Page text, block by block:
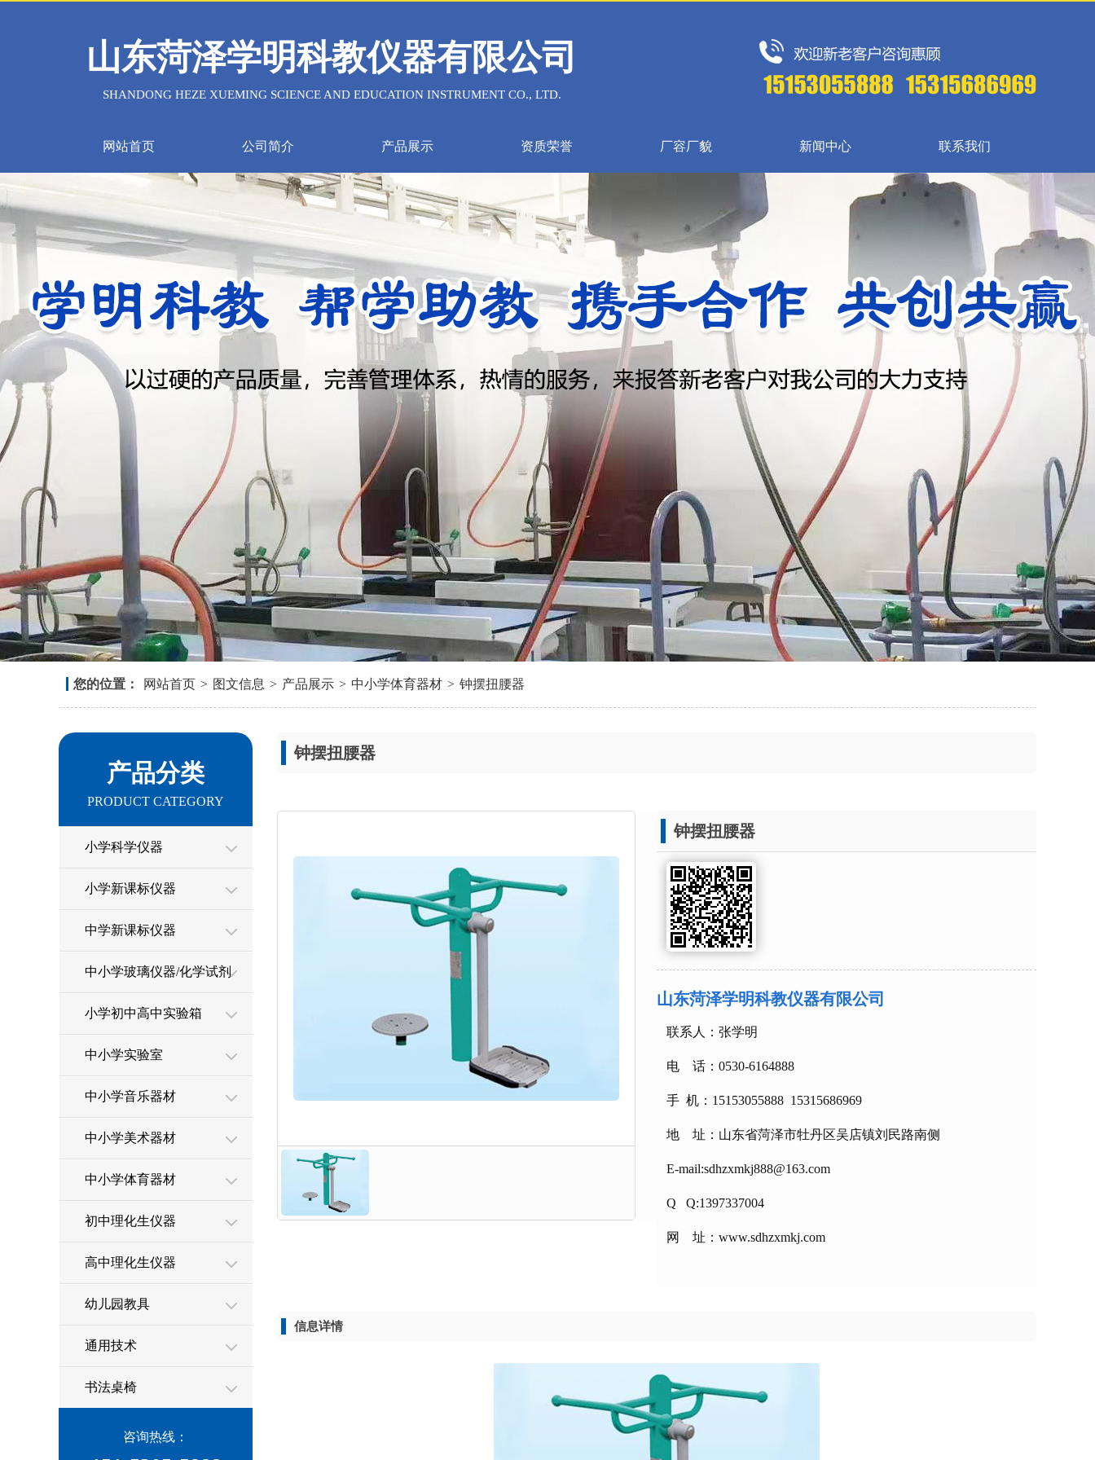
山东菏泽学明科教仪器有限公司
SHANDONG HEZE XUEMING SCIENCE AND EDUCATION INSTRUMENT CO., LTD.
网站首页 公司简介 产品展示 资质荣誉 厂容厂貌 新闻中心 联系我们
您的位置： 网站首页 > 图文信息 > 产品展示 > 中小学体育器材 > 钟摆扭腰器
产品分类
PRODUCT CATEGORY
小学科学仪器
小学新课标仪器
中学新课标仪器
中小学玻璃仪器/化学试剂
小学初中高中实验箱
中小学实验室
中小学音乐器材
中小学美术器材
中小学体育器材
初中理化生仪器
高中理化生仪器
幼儿园教具
通用技术
书法桌椅
咨询热线：
钟摆扭腰器
钟摆扭腰器
山东菏泽学明科教仪器有限公司
联系人：张学明
电 话：0530-6164888
手 机：15153055888 15315686969
地 址：山东省菏泽市牡丹区吴店镇刘民路南侧
E-mail:sdhzxmkj888@163.com
Q Q:1397337004
网 址：www.sdhzxmkj.com
信息详情